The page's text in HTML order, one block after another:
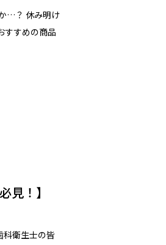
…？ 休み明け
すすめの商品
見！】
科衛生士の皆